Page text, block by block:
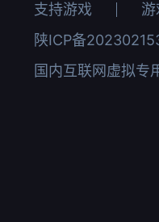
支持游戏
陕ICP备
国内互联网虚拟专